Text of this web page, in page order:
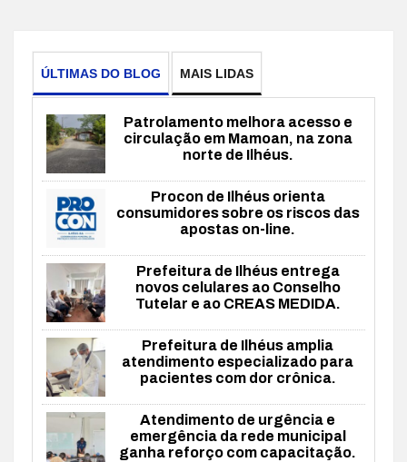
ÚLTIMAS DO BLOG MAIS LIDAS
Patrolamento melhora acesso e
circulação em Mamoan, na zona
norte de Ilhéus.
Procon de Ilhéus orienta
consumidores sobre os riscos das
apostas on-line.
Prefeitura de Ilhéus entrega
novos celulares ao Conselho
Tutelar e ao CREAS MEDIDA.
Prefeitura de Ilhéus amplia
atendimento especializado para
pacientes com dor crônica.
Atendimento de urgência e
emergência da rede municipal
ganha reforço com capacitação.